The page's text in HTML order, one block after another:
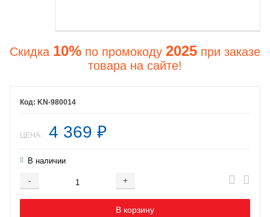
Скидка 10% по промокоду 2025 при заказе
товара на сайте!
KN-980014
ЦЕНА: 4 369 ₽
В наличии
- +
Добавляется...
В корзину
Добавлен